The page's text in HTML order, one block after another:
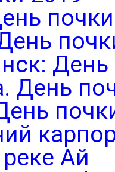
почки
День
Ай